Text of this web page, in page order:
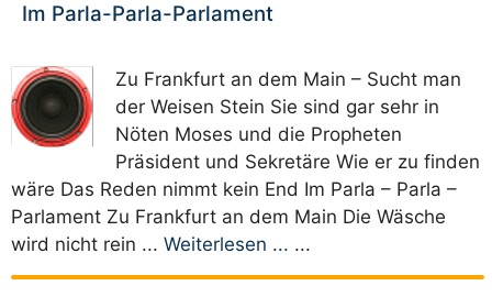
Im Parla-Parla-Parlament
Zu Frankfurt an dem Main – Sucht man
der Weisen Stein Sie sind gar sehr in
Nöten Moses und die Propheten
Präsident und Sekretäre Wie er zu finden
wäre Das Reden nimmt kein End Im Parla – Parla –
Parlament Zu Frankfurt an dem Main Die Wäsche
wird nicht rein ... Weiterlesen ... ...